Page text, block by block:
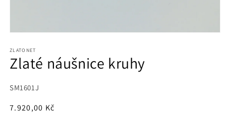
1
in
modal
ZLATONET
Zlaté náušnice kruhy
SKU:
SM1601J
Regular
7.920,00 Kč